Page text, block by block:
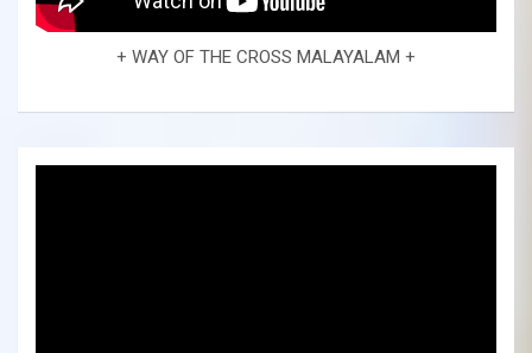
+ WAY OF THE CROSS MALAYALAM +